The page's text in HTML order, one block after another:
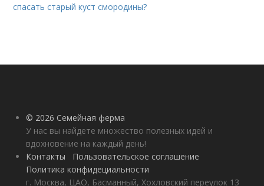
спасать старый куст смородины?
© 2026 Семейная ферма
У нас вы найдете множество полезных идей и
вдохновение на каждый день!
Контакты
Пользовательское соглашение
Политика конфидециальности
г. Москва, ЦАО, Басманный, Хохловский переулок 13